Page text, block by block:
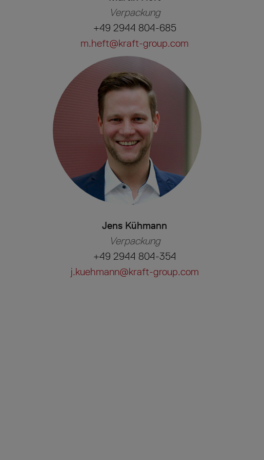
Verpackung
+49 2944 804-685
m.heft@kraft-group.com
Jens Kühmann
Verpackung
+49 2944 804-354
j.kuehmann@kraft-group.com